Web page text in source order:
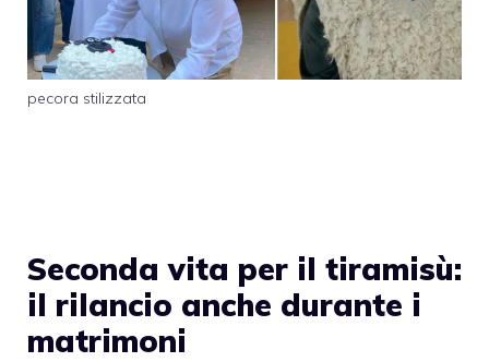
pecora stilizzata
Seconda vita per il tiramisù:
il rilancio anche durante i
matrimoni